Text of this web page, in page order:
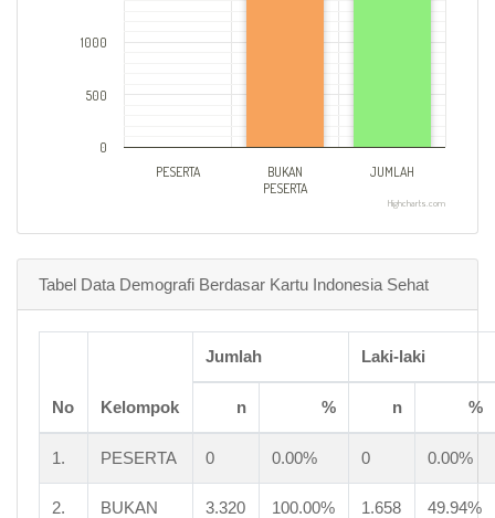
PESERTA
BUKAN
PESERTA
JUMLAH
0
500
1000
Highcharts.com
Tabel Data Demografi Berdasar Kartu Indonesia Sehat
No Kelompok
Jumlah Laki-laki
n % n %
1. PESERTA 0 0.00% 0 0.00%
2.
BUKAN
3.320 100.00% 1.658 49.94%